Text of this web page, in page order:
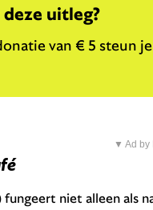
uitleg?
van € 5 steun
▼ Ad by
fungeert niet alleen als